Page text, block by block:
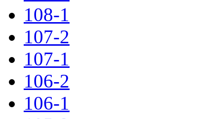
108-1
107-2
107-1
106-2
106-1